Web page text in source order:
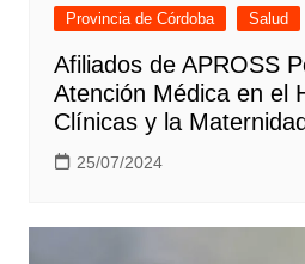
Provincia de Córdoba Salud
Afiliados de APROSS
Atención Médica en el
Clínicas y la
25/07/2024